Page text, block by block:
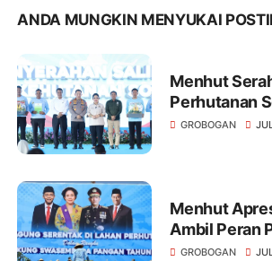
ANDA MUNGKIN MENYUKAI
Menhut
Perhutanan
Kelompok
GROBOGAN
Menhut
Ambil Peran
Wujudkan
GROBOGAN